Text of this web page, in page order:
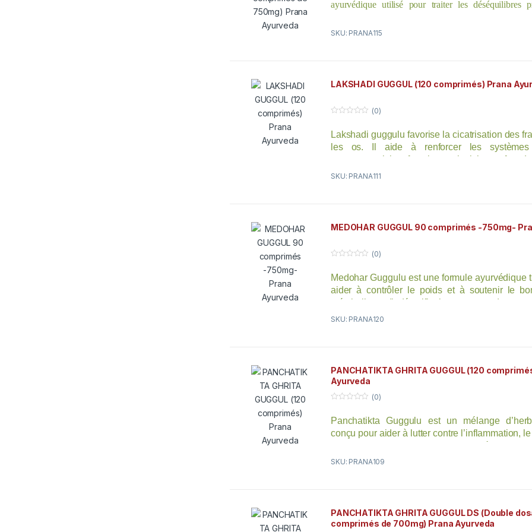
o
ayurvédique utilisé pour traiter les déséquilibres
une puissante formule détoxifiante qui élimine
SKU: PRANA115
LAKSHADI GUGGUL (120 comprimés) Prana
u
t
o
(0)
Lakshadi guggulu favorise la cicatrisation des
les os. Il aide à renforcer les systèmes
neuromusculaire, favorisant ainsi le confort
des muscles.
SKU: PRANA111
MEDOHAR GUGGUL 90 comprimés -750mg-
u
o
(0)
Medohar Guggulu est une formule ayurvédique
aider à contrôler le poids et à soutenir le
métabolique. Il détoxifie le corps en douceur
digestion saine. Il combat ama en stimulant le
SKU: PRANA120
PANCHATIKTA GHRITA GUGGUL (120
Ayurveda
u
o
(0)
Panchatikta Guggulu est un mélange
conçu pour aider à lutter contre l’inflammation,
L’ingrédient principal, le Neem, est
inflammatoires, rendent cette combinaison
dans le traitement des hémorroïdes et des
SKU: PRANA109
PANCHATIKTA GHRITA GUGGUL DS (Double
comprimés de 700mg) Prana Ayurveda